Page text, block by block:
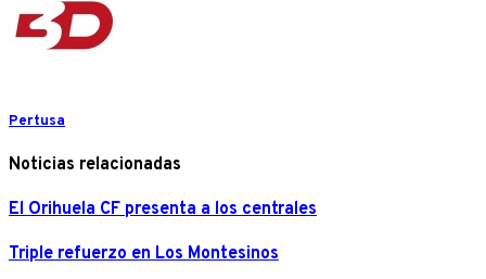
Pertusa
Noticias relacionadas
El Orihuela CF presenta a los centrales
Triple refuerzo en Los Montesinos